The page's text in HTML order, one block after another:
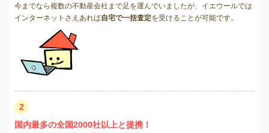
今までなら複数の不動産会社まで足を運んでいましたが、イエウールでは
インターネットさえあれば自宅で一括査定を受けることが可能です。
2
国内最多の全国2000社以上と提携！